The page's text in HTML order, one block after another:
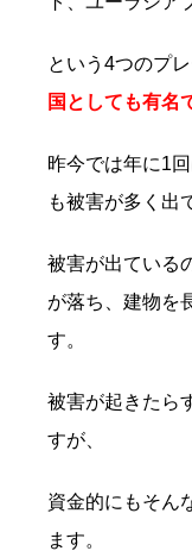
という4つのプ
国としても有名
昨今では年に1
も被害が多く出
被害が出ている
が落ち、建物を
す。
被害が起きたら
すが、
資金的にもそん
ます。